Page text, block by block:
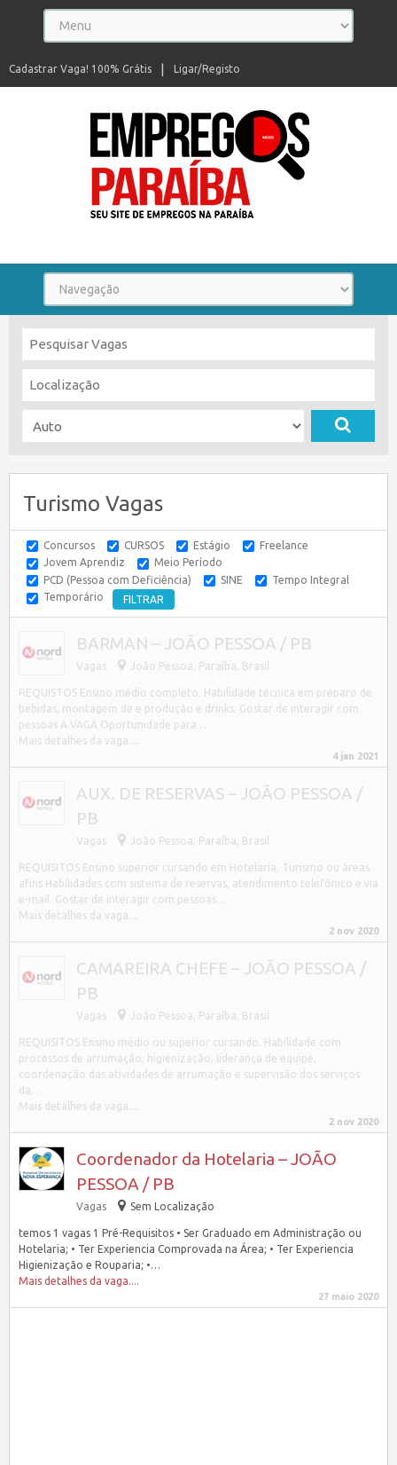
Ligar/Registo
Cadastrar Vaga! 100% Grátis
Turismo Vagas
Concursos CURSOS Estágio
Freelance
Jovem Aprendiz
Meio Período
PCD (Pessoa com Deficiência)
SINE
Tempo Integral
Temporário
BARMAN – JOÃO PESSOA / PB
Vagas João Pessoa, Paraíba, Brasil
REQUISTOS Ensino médio completo. Habilidade técnica em preparo de
bebidas, montagem de e produção e drinks. Gostar de interagir com
pessoas A VAGA Oportunidade para…
Mais detalhes da vaga....
4 jan 2021
AUX. DE RESERVAS – JOÃO PESSOA /
PB
Vagas João Pessoa, Paraíba, Brasil
REQUISITOS Ensino superior cursando em Hotelaria, Turismo ou áreas
afins Habilidades com sistema de reservas, atendimento telefônico e via
e-mail. Gostar de interagir com pessoas…
Mais detalhes da vaga....
2 nov 2020
CAMAREIRA CHEFE – JOÃO PESSOA /
PB
Vagas João Pessoa, Paraíba, Brasil
REQUISITOS Ensino médio ou superior cursando. Habilidade com
processos de arrumação, higienização, liderança de equipe,
coordenação das atividades de arrumação e supervisão dos serviços
da…
Mais detalhes da vaga....
2 nov 2020
Coordenador da Hotelaria – JOÃO
PESSOA / PB
Vagas Sem Localização
temos 1 vagas 1 Pré-Requisitos • Ser Graduado em Administração ou
Hotelaria; • Ter Experiencia Comprovada na Área; • Ter Experiencia
Higienização e Rouparia; •…
Mais detalhes da vaga....
27 maio 2020